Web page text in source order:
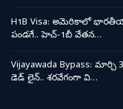
H1B Visa: అమెరికాలో
పండగే.. హెచ్-1బీ వేతన…
Vijayawada Bypass: మార్చి
డెడ్ లైన్.. శరవేగంగా వి…